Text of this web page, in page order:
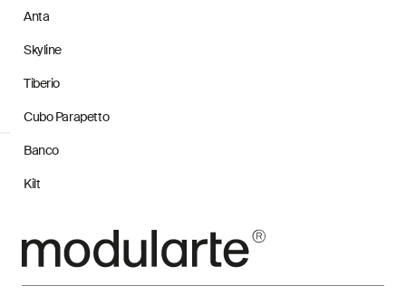
Anta
Skyline
Tiberio
Cubo Parapetto
Banco
Kilt